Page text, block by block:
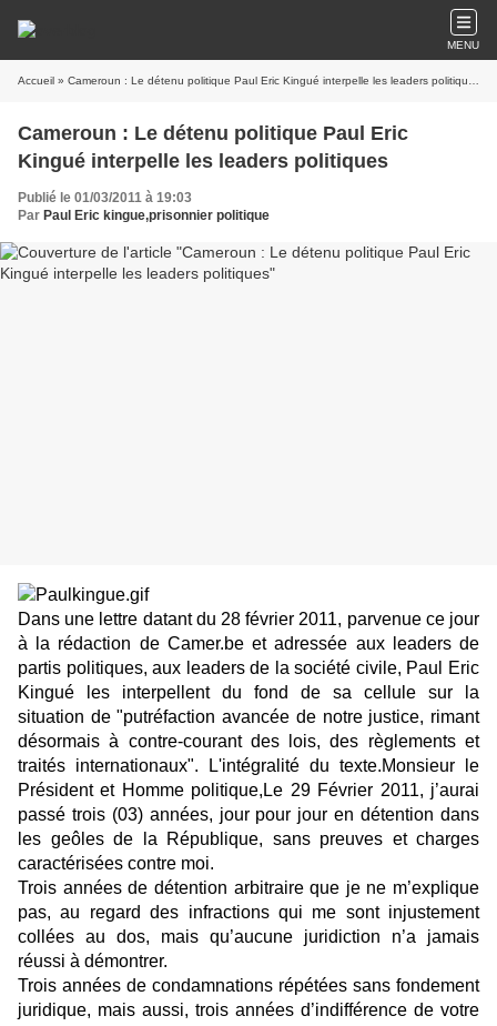
MENU
Accueil » Cameroun : Le détenu politique Paul Eric Kingué interpelle les leaders politiques
Cameroun : Le détenu politique Paul Eric
Kingué interpelle les leaders politiques
Publié le 01/03/2011 à 19:03
Par Paul Eric kingue,prisonnier politique
Dans une lettre datant du 28 février 2011, parvenue ce jour
à la rédaction de Camer.be et adressée aux leaders de
partis politiques, aux leaders de la société civile, Paul Eric
Kingué les interpellent du fond de sa cellule sur la
situation de "putréfaction avancée de notre justice, rimant
désormais à contre-courant des lois, des règlements et
traités internationaux". L'intégralité du texte.Monsieur le
Président et Homme politique,Le 29 Février 2011, j’aurai
passé trois (03) années, jour pour jour en détention dans
les geôles de la République, sans preuves et charges
caractérisées contre moi.
Trois années de détention arbitraire que je ne m’explique
pas, au regard des infractions qui me sont injustement
collées au dos, mais qu’aucune juridiction n’a jamais
réussi à démontrer.
Trois années de condamnations répétées sans fondement
juridique, mais aussi, trois années d’indifférence de votre